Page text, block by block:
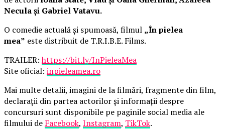
Necula și Gabriel Vatavu.
O comedie actuală și spumoasă, filmul „În pielea
mea” este distribuit de T.R.I.B.E. Films.
TRAILER:https://bit.ly/InPieleaMea
Site oficial: inpieleamea.ro
Mai multe detalii, imagini de la filmări, fragmente din film,
declarații din partea actorilor și informații despre
concursuri sunt disponibile pe paginile social media ale
filmului de Facebook, Instagram, TikTok.